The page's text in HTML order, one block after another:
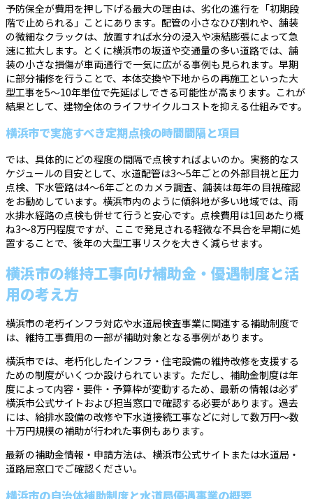
予防保全が費用を押し下げる最大の理由は、劣化の進行を「初期段
階で止められる」ことにあります。配管の小さなひび割れや、舗装
の微細なクラックは、放置すれば水分の浸入や凍結膨張によって急
速に拡大します。とくに横浜市の坂道や交通量の多い道路では、舗
装の小さな損傷が車両通行で一気に広がる事例も見られます。早期
に部分補修を行うことで、本体交換や下地からの再施工といった大
型工事を5〜10年単位で先延ばしできる可能性が高まります。これが
結果として、建物全体のライフサイクルコストを抑える仕組みです。
横浜市で実施すべき定期点検の時間間隔と項目
では、具体的にどの程度の間隔で点検すればよいのか。実務的なス
ケジュールの目安として、水道配管は3〜5年ごとの外部目視と圧力
点検、下水管路は4〜6年ごとのカメラ調査、舗装は毎年の目視確認
をお勧めしています。横浜市内のように傾斜地が多い地域では、雨
水排水経路の点検も併せて行うと安心です。点検費用は1回あたり概
ね3〜8万円程度ですが、ここで発見される軽微な不具合を早期に処
置することで、後年の大型工事リスクを大きく減らせます。
横浜市の維持工事向け補助金・優遇制度と活
用の考え方
横浜市の老朽インフラ対応や水道局検査事業に関連する補助制度で
は、維持工事費用の一部が補助対象となる事例があります。
横浜市では、老朽化したインフラ・住宅設備の維持改修を支援する
ための制度がいくつか設けられています。ただし、補助金制度は年
度によって内容・要件・予算枠が変動するため、最新の情報は必ず
横浜市公式サイトおよび担当窓口で確認する必要があります。過去
には、給排水設備の改修や下水道接続工事などに対して数万円〜数
十万円規模の補助が行われた事例もあります。
最新の補助金情報・申請方法は、横浜市公式サイトまたは水道局・
道路局窓口でご確認ください。
横浜市の自治体補助制度と水道局優遇事業の概要